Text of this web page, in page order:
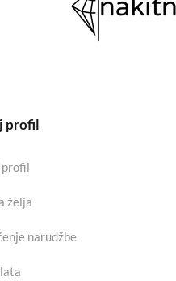
profil
želja
narudžbe